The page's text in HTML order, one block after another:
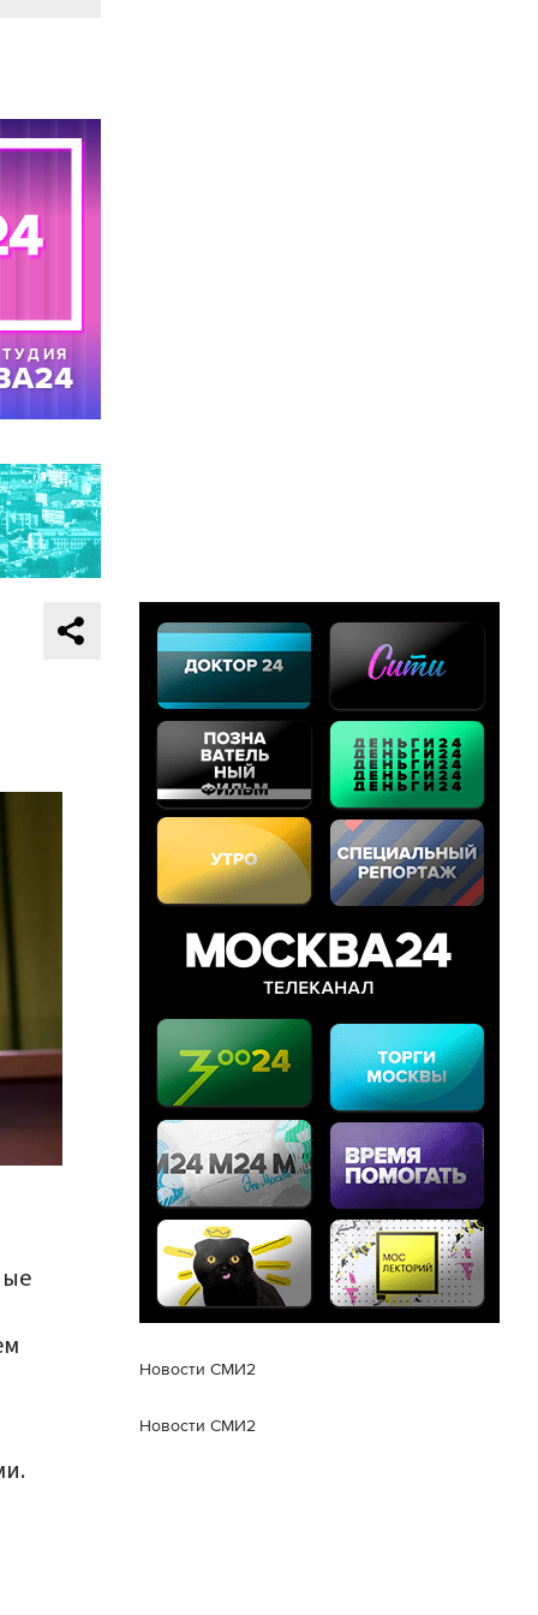
Новости СМИ2
Новости СМИ2